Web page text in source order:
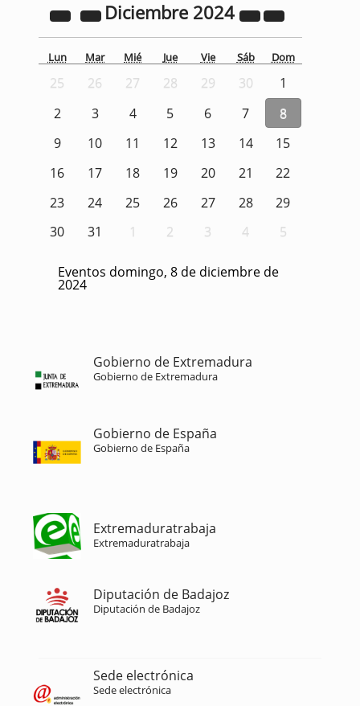
Diciembre 2024
Lun Mar Mié Jue Vie Sáb Dom
25 26 27 28 29 30
1
2
3 4 5 6 7
8
9
10 11 12 13 14
15
16
17 18 19 20 21
22
23
24 25 26 27 28
29
30
31 1 2 3 4 5
Eventos domingo, 8 de diciembre de
2024
Gobierno de Extremadura
Gobierno de Extremadura
Gobierno de España
Gobierno de España
Extremaduratrabaja
Extremaduratrabaja
Diputación de Badajoz
Diputación de Badajoz
Sede electrónica
Sede electrónica